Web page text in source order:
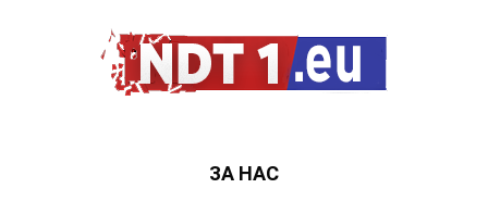
ЗА НАС